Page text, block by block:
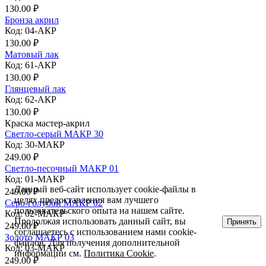
130.00 ₽
Бронза акрил
Код: 04-АКР
130.00 ₽
Матовый лак
Код: 61-АКР
130.00 ₽
Глянцевый лак
Код: 62-АКР
130.00 ₽
Краска мастер-акрил
Светло-серый МАКР 30
Код: 30-МАКР
249.00 ₽
Светло-песочный МАКР 01
Код: 01-МАКР
249.00 ₽
Серо-голубой МАКР 02
Код: 02-МАКР
249.00 ₽
Золото МАКР 03
Код: 03-МАКР
249.00 ₽
Данный веб-сайт использует cookie-файлы в
целях предоставления вам лучшего
пользовательского опыта на нашем сайте.
Продолжая использовать данный сайт, вы
соглашаетесь с использованием нами cookie-
файлов. Для получения дополнительной
информации см.Политика Cookie.
Принять